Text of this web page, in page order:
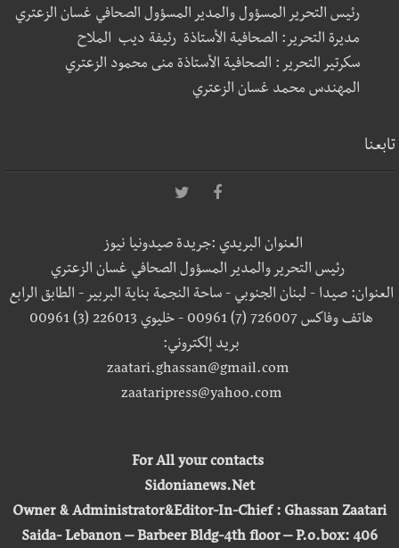
رئيس التحرير المسؤول والمدير المسؤول الصحافي غسان الزعتري
مديرة التحرير: الصحافية الأستاذة رئيفة ديب الملاح
سكرتير التحرير : الصحافية الأستاذة منى محمود الزعتري
المهندس محمد غسان الزعتري
تابعنا
العنوان البريدي :جريدة صيدونيا نيوز
رئيس التحرير والمدير المسؤول الصحافي غسان الزعتري
العنوان: صيدا - لبنان الجنوبي - ساحة النجمة بناية البربير - الطابق الرابع
هاتف وفاكس 726007 (7) 00961 - خليوي 226013 (3) 00961
بريد إلكتروني:
zaatari.ghassan@gmail.com
zaataripress@yahoo.com
For All your contacts
Sidonianews.Net
Owner & Administrator&Editor-In-Chief : Ghassan Zaatari
Saida- Lebanon – Barbeer Bldg-4th floor – P.o.box: 406